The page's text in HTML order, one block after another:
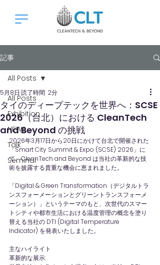
記事
All Posts
Exhibition
NEWS
Talk
Seminar
All Posts
タイのディープテックを世界へ：SCSE
2026（台北）における CleanTech
and Beyond の挑戦
5月8日 読了時間: 2分
2026年3月17日から20日にかけて台北で開催された
「Smart City Summit & Expo (SCSE) 2026」に
て、CleanTech and Beyond は当社の革新的な技
術を披露する貴重な機会に恵まれました。
「Digital & Green Transformation（デジタルトラ
ンスフォーメーションとグリーントランスフォーメ
ーション）」というテーマのもと、次世代のスマー
トシティや都市生活における温度管理の概念を塗り
替える当社の DTI (Digital Temperature
Indicator) を発表いたしました。
主なハイライト
革新的な展示: